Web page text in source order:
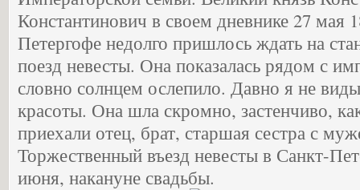
Константинович в своем дневнике 27 мая
Петергофе недолго пришлось ждать на
поезд невесты. Она показалась рядом с
словно солнцем ослепило. Давно я не
красоты. Она шла скромно, застенчиво,
приехали отец, брат, старшая сестра с
Торжественный въезд невесты в Санкт-
июня, накануне свадьбы.